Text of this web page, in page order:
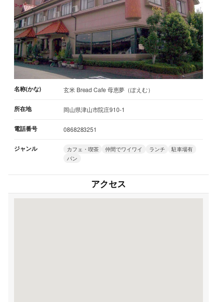
名称(かな) 玄米 Bread Cafe 母恵夢（ぽえむ）
所在地 岡山県津山市院庄910-1
電話番号 0868283251
ジャンル カフェ・喫茶 仲間でワイワイ ランチ
駐車場有
パン
アクセス